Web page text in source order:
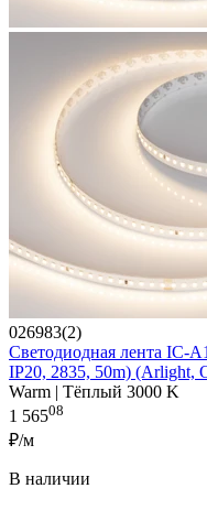
026983(2)
Светодиодная лента IC-
IP20, 2835, 50m) (Arlight,
Warm | Тёплый 3000 K
1 56508
₽/м
В наличии